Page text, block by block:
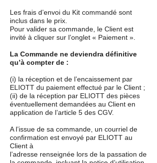
Les frais d’envoi du Kit commandé sont
inclus dans le prix.
Pour valider sa commande, le Client est
invité à cliquer sur l’onglet « Paiement ».
La Commande ne deviendra définitive
qu’à compter de :
(i) la réception et de l’encaissement par
ELIOTT du paiement effectué par le Client ;
(ii) de la réception par ELIOTT des pièces
éventuellement demandées au Client en
application de l’article 5 des CGV.
A l’issue de sa commande, un courriel de
confirmation est envoyé par ELIOTT au
Client à
l’adresse renseignée lors de la passation de